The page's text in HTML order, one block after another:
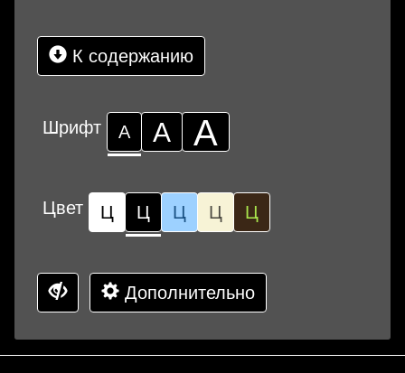
К содержанию
Шрифт А А А
Цвет Ц Ц Ц Ц Ц
Дополнительно